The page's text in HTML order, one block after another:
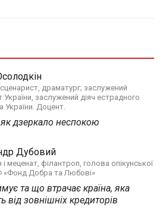
драматург; заслужений
України, заслужений діяч естрадного
України. Доцент.
дзеркало неспокою
Дубовий
і меценат, філантроп, голова опікунської
Добра та Любові»
та що втрачає країна, яка
від зовнішніх кредиторів